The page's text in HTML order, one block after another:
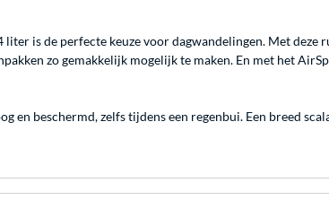
is de perfecte keuze voor dagwandelingen. Met
zo gemakkelijk mogelijk te maken. En met het
en beschermd, zelfs tijdens een regenbui. Een breed